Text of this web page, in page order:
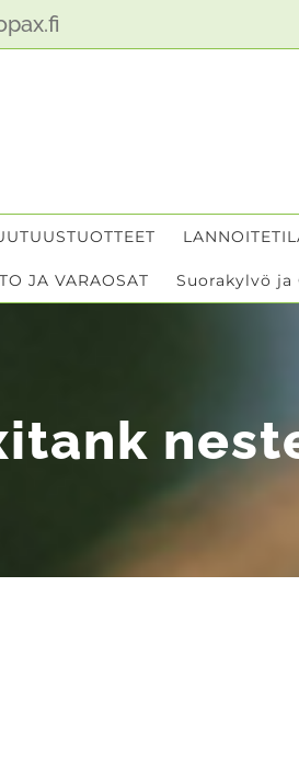
JA VARAOSAT Suorakylvö ja